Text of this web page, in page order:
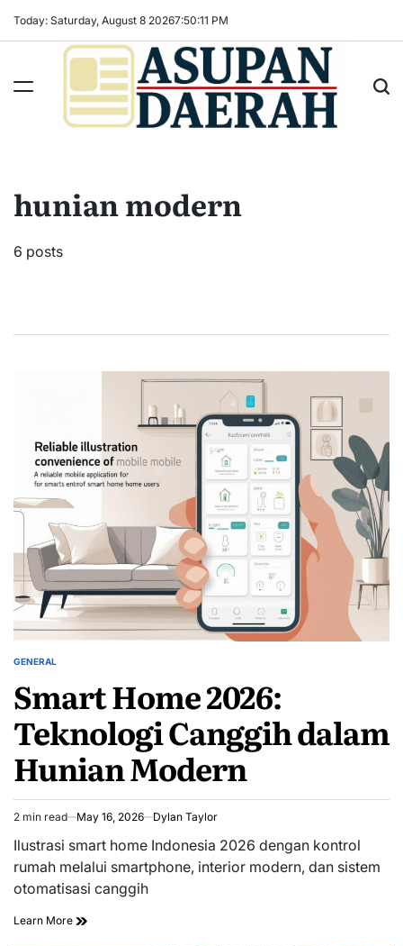
Today: Saturday, August 8 20267:50:12 PM
untuk
Sekitarnya
hunian modern
6 posts
POSTED
GENERAL
Smart Home 2026:
Teknologi Canggih dalam
Hunian Modern
Estimated
read
time
2 min read May 16, 2026 Dylan Taylor
Ilustrasi smart home Indonesia 2026 dengan kontrol
rumah melalui smartphone, interior modern, dan sistem
otomatisasi canggih
Learn More